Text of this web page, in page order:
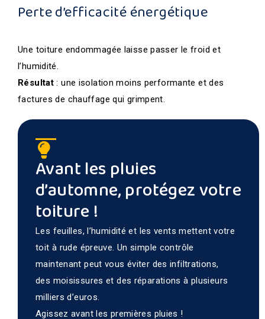
Perte d’efficacité énergétique
Une toiture endommagée laisse passer le froid et
l’humidité.
Résultat : une isolation moins performante et des
factures de chauffage qui grimpent.
Avant les pluies
d’automne, protégez votre
toiture !
Les feuilles, l’humidité et les vents mettent votre
toit à rude épreuve. Un simple contrôle
maintenant peut vous éviter des infiltrations,
des moisissures et des réparations à plusieurs
milliers d’euros.
Agissez avant les premières pluies !